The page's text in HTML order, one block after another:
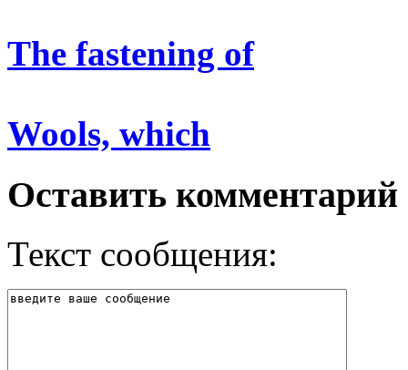
The fastening of
Wools, which
Оставить комментарий
Текст сообщения: